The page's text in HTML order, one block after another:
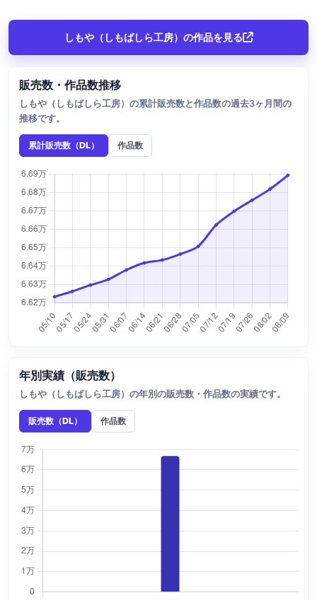
しもや（しもばしら工房）の作品を見る
販売数・作品数推移
しもや（しもばしら工房）の累計販売数と作品数の過去3ヶ月間の
推移です。
累計販売数（DL） 作品数
年別実績（販売数）
しもや（しもばしら工房）の年別の販売数・作品数の実績です。
販売数（DL） 作品数